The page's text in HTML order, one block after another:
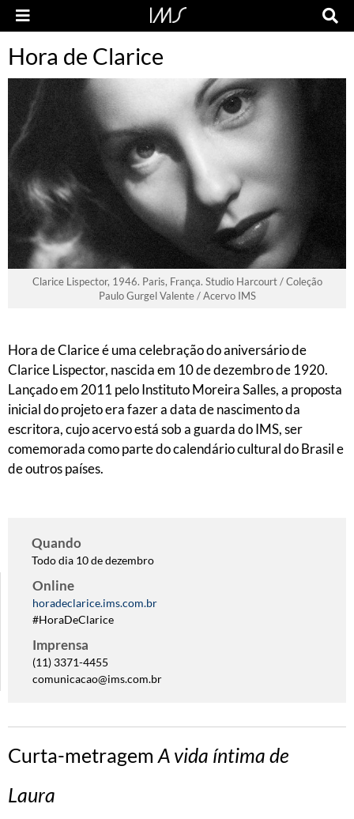
Hora de Clarice
Clarice Lispector, 1946. Paris, França. Studio Harcourt / Coleção
Paulo Gurgel Valente / Acervo IMS
Hora de Clarice é uma celebração do aniversário de
Clarice Lispector, nascida em 10 de dezembro de 1920.
Lançado em 2011 pelo Instituto Moreira Salles, a proposta
inicial do projeto era fazer a data de nascimento da
escritora, cujo acervo está sob a guarda do IMS, ser
comemorada como parte do calendário cultural do Brasil e
de outros países.
Quando
Todo dia 10 de dezembro
Online
horadeclarice.ims.com.br
#HoraDeClarice
Imprensa
(11) 3371-4455
comunicacao@ims.com.br
Curta-metragem A vida íntima de
Laura